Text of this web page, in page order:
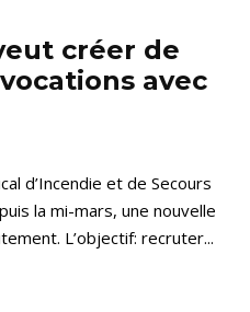
créer de
avec
d’Incendie et de Secours
la mi-mars, une nouvelle
L’objectif: recruter...